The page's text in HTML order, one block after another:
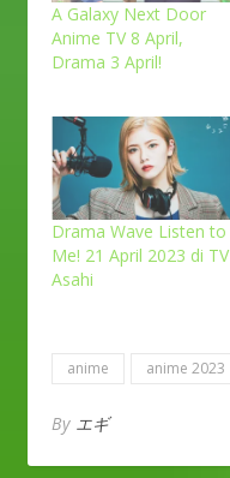
A Galaxy Next Door
Anime TV 8 April,
Drama 3 April!
Drama Wave Listen to
Me! 21 April 2023 di TV
Asahi
anime anime 2023
By エギ